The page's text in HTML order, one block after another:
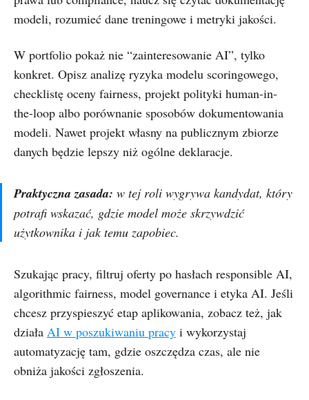
modeli, rozumieć dane treningowe i metryki jakości.
W portfolio pokaż nie “zainteresowanie AI”, tylko
konkret. Opisz analizę ryzyka modelu scoringowego,
checklistę oceny fairness, projekt polityki human-in-
the-loop albo porównanie sposobów dokumentowania
modeli. Nawet projekt własny na publicznym zbiorze
danych będzie lepszy niż ogólne deklaracje.
Praktyczna zasada: w tej roli wygrywa kandydat, który
potrafi wskazać, gdzie model może skrzywdzić
użytkownika i jak temu zapobiec.
Szukając pracy, filtruj oferty po hasłach responsible AI,
algorithmic fairness, model governance i etyka AI. Jeśli
chcesz przyspieszyć etap aplikowania, zobacz też, jak
działa AI w poszukiwaniu pracy i wykorzystaj
automatyzację tam, gdzie oszczędza czas, ale nie
obniża jakości zgłoszenia.